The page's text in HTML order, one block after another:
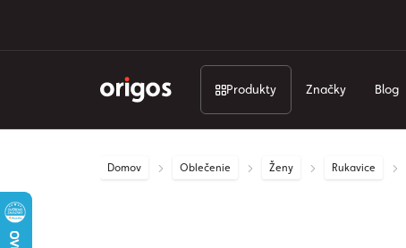
Produkty Značky Blog
Domov Oblečenie Ženy Rukavice